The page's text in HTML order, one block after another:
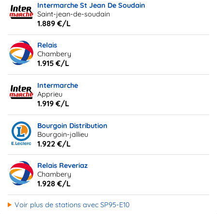
Intermarche St Jean De Soudain
Saint-jean-de-soudain
1.889 €/L
Relais
Chambery
1.915 €/L
Intermarche
Apprieu
1.919 €/L
Bourgoin Distribution
Bourgoin-jallieu
1.922 €/L
Relais Reveriaz
Chambery
1.928 €/L
Voir plus de stations avec SP95-E10